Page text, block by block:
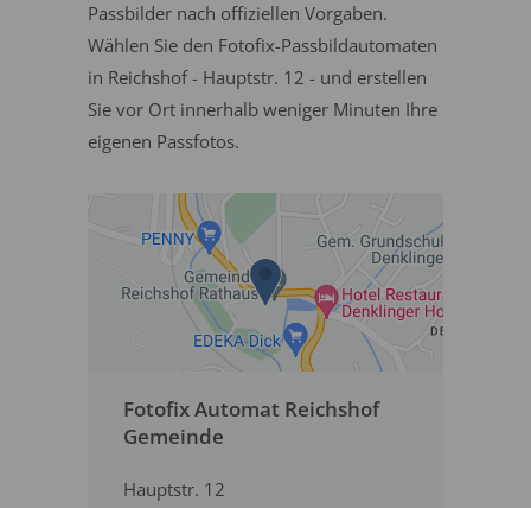
Passbilder nach offiziellen Vorgaben.
Wählen Sie den Fotofix-Passbildautomaten
in Reichshof - Hauptstr. 12 - und erstellen
Sie vor Ort innerhalb weniger Minuten Ihre
eigenen Passfotos.
Fotofix Automat Reichshof
Gemeinde
Hauptstr. 12